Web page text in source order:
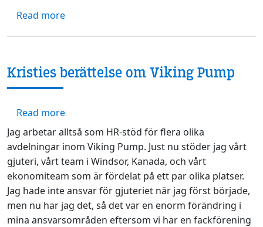
Read moreabout Hur en ytterkugghjulspump fungerar
Kristies berättelse om Viking Pump
Read moreabout Kristies berättelse om Viking Pump
Jag arbetar alltså som HR-stöd för flera olika
avdelningar inom Viking Pump. Just nu stöder jag vårt
gjuteri, vårt team i Windsor, Kanada, och vårt
ekonomiteam som är fördelat på ett par olika platser.
Jag hade inte ansvar för gjuteriet när jag först började,
men nu har jag det, så det var en enorm förändring i
mina ansvarsområden eftersom vi har en fackförening